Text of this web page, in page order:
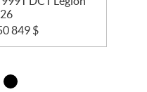
849 $